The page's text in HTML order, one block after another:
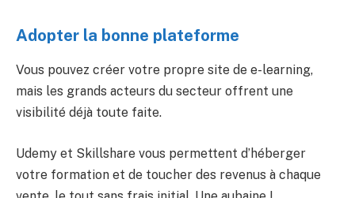
Adopter la bonne plateforme
Vous pouvez créer votre propre site de e-learning,
mais les grands acteurs du secteur offrent une
visibilité déjà toute faite.
Udemy et Skillshare vous permettent d’héberger
votre formation et de toucher des revenus à chaque